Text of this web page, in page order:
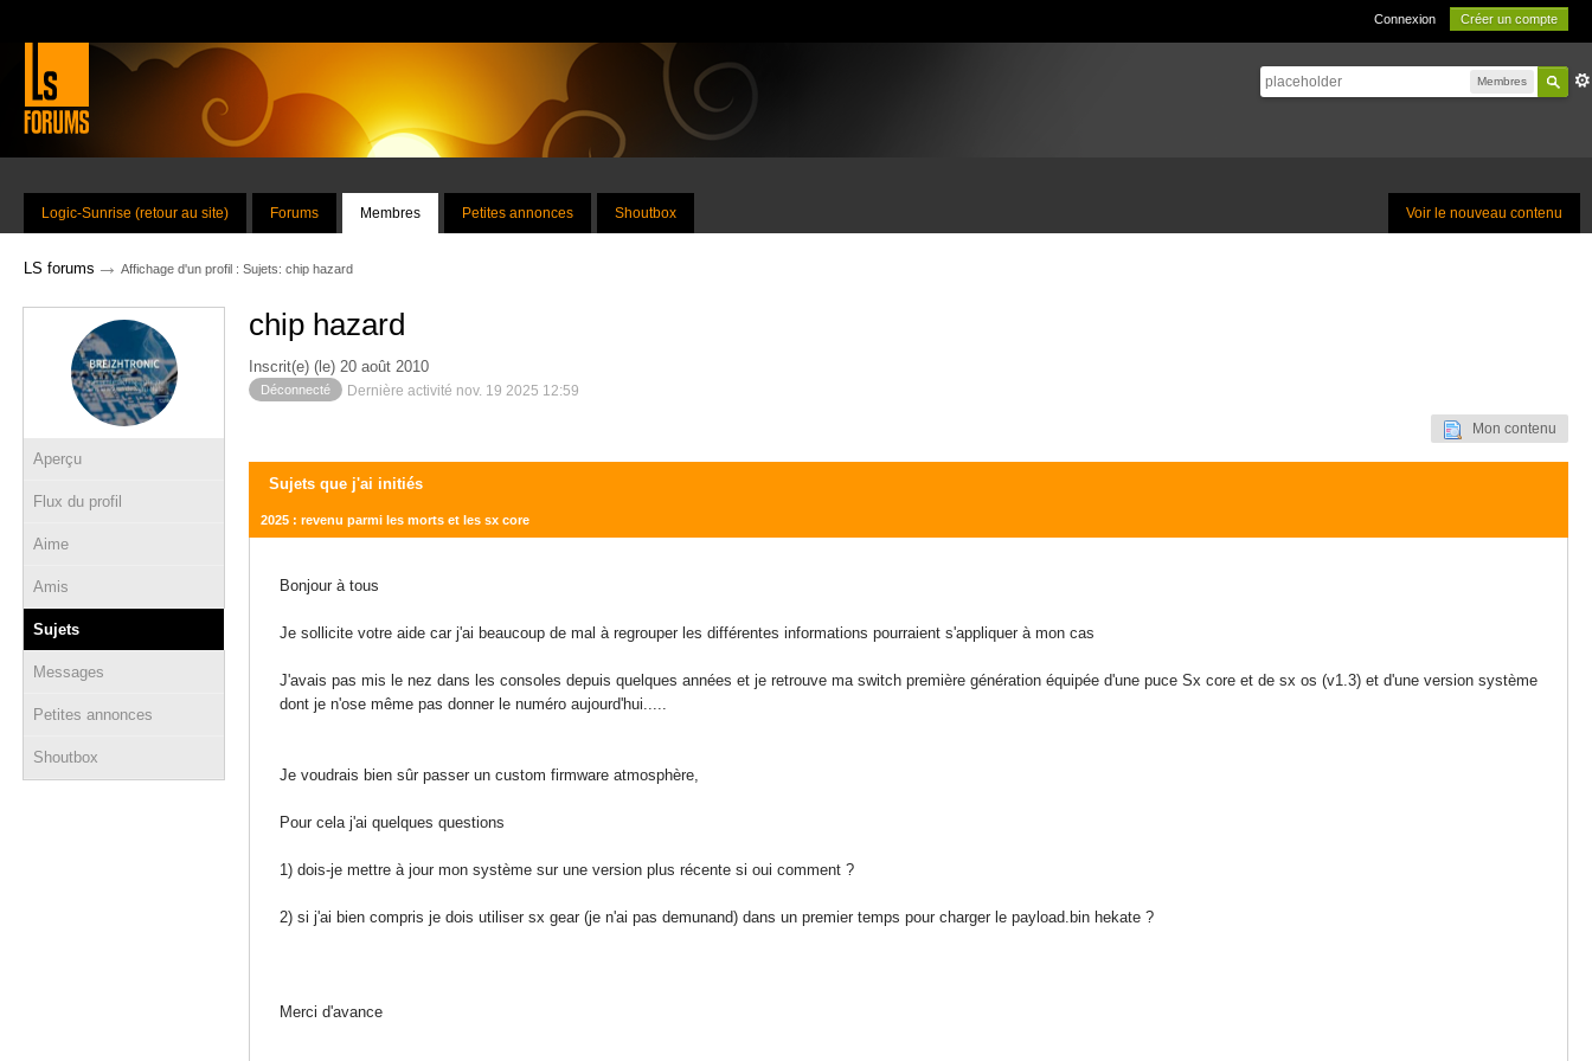
Connexion Créer un compte
Membres
Voir le nouveau contenu
Logic-Sunrise (retour au site) Forums Membres Petites annonces Shoutbox
LS forums → Affichage d'un profil : Sujets: chip hazard
Aperçu
Flux du profil
Aime
Amis
Sujets
Messages
Petites annonces
Shoutbox
chip hazard
Inscrit(e) (le) 20 août 2010
Déconnecté Dernière activité nov. 19 2025 12:59
Mon contenu
Sujets que j'ai initiés
2025 : revenu parmi les morts et les sx core
Bonjour à tous
Je sollicite votre aide car j'ai beaucoup de mal à regrouper les différentes informations pourraient s'appliquer à mon cas
J'avais pas mis le nez dans les consoles depuis quelques années et je retrouve ma switch première génération équipée d'une puce Sx core et de sx os (v1.3) et d'une version système
dont je n'ose même pas donner le numéro aujourd'hui.....
Je voudrais bien sûr passer un custom firmware atmosphère,
Pour cela j'ai quelques questions
1) dois-je mettre à jour mon système sur une version plus récente si oui comment ?
2) si j'ai bien compris je dois utiliser sx gear (je n'ai pas demunand) dans un premier temps pour charger le payload.bin hekate ?
Merci d'avance